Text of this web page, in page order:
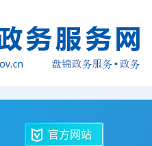
官方网站